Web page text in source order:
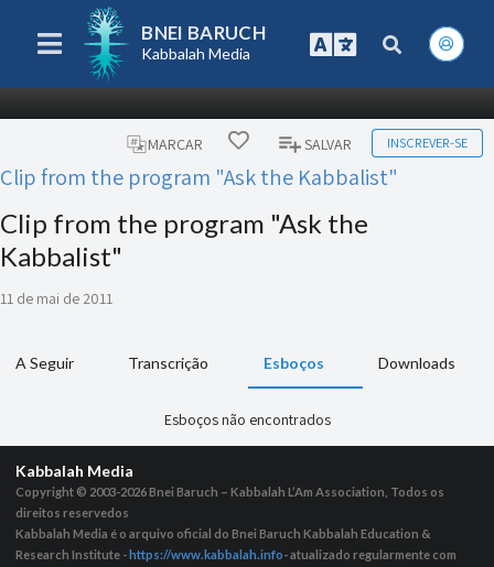
BNEI BARUCH
Kabbalah Media
MARCAR SALVAR INSCREVER-SE
Clip from the program "Ask the Kabbalist"
Clip from the program "Ask the
Kabbalist"
11 de mai de 2011
A Seguir Transcrição Esboços Downloads
Esboços não encontrados
Kabbalah Media
Copyright © 2003-2026Bnei Baruch – Kabbalah L’Am Association, Todos os
direitos reservedos
Kabbalah Media é o arquivo oficial do Bnei Baruch Kabbalah Education &
Research Institute - https://www.kabbalah.info- atualizado regularmente com